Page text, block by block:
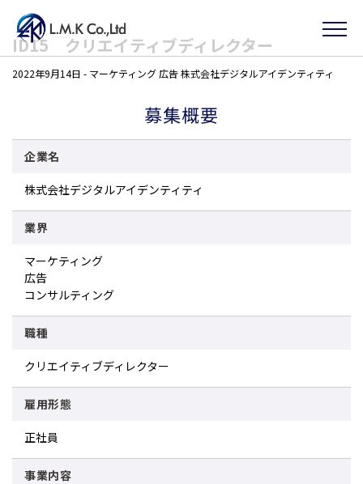
Skip
to
the
ID15 クリエイティブディレクター
2022年9月14日 - マーケティング 広告株式会社デジタルアイデンティティ
募集概要
企業名
株式会社デジタルアイデンティティ
業界
マーケティング
広告
コンサルティング
職種
クリエイティブディレクター
雇用形態
正社員
事業内容